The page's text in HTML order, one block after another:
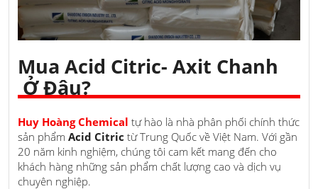
Mua Acid Citric- Axit Chanh
Ở Đâu?
Huy Hoàng Chemical tự hào là nhà phân phối chính thức
sản phẩm Acid Citric từ Trung Quốc về Việt Nam. Với gần
20 năm kinh nghiệm, chúng tôi cam kết mang đến cho
khách hàng những sản phẩm chất lượng cao và dịch vụ
chuyên nghiệp.